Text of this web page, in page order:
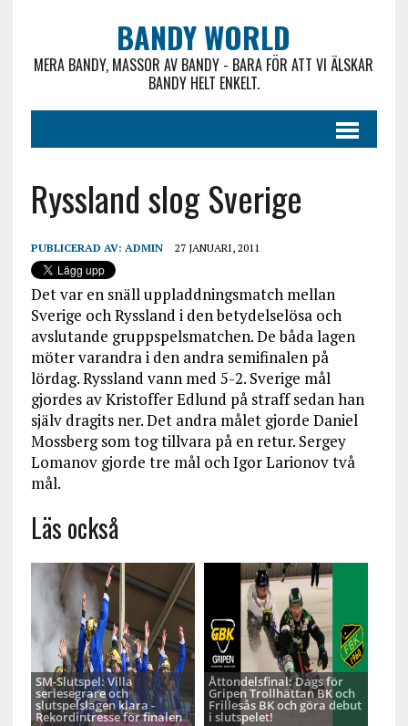
BANDY WORLD
MERA BANDY, MASSOR AV BANDY - BARA FÖR ATT VI ÄLSKAR
BANDY HELT ENKELT.
Ryssland slog Sverige
PUBLICERAD AV: ADMIN 27 JANUARI, 2011
Det var en snäll uppladdningsmatch mellan
Sverige och Ryssland i den betydelselösa och
avslutande gruppspelsmatchen. De båda lagen
möter varandra i den andra semifinalen på
lördag. Ryssland vann med 5-2. Sverige mål
gjordes av Kristoffer Edlund på straff sedan han
själv dragits ner. Det andra målet gjorde Daniel
Mossberg som tog tillvara på en retur. Sergey
Lomanov gjorde tre mål och Igor Larionov två
mål.
Läs också
SM-Slutspel: Villa
seriesegrare och
slutspelslagen klara -
Rekordintresse för finalen
Åttondelsfinal: Dags för
Gripen Trollhättan BK och
Frillesås BK och göra debut
i slutspelet!